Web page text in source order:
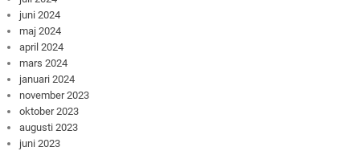
juni 2024
maj 2024
april 2024
mars 2024
januari 2024
november 2023
oktober 2023
augusti 2023
juni 2023